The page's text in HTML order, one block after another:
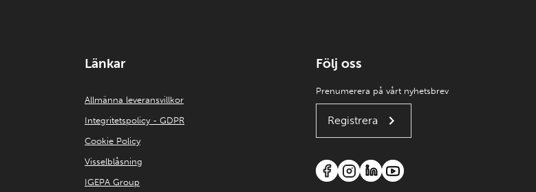
Länkar
Allmänna leveransvillkor
Integritetspolicy - GDPR
Cookie Policy
Visselblåsning
IGEPA Group
Följ oss
Prenumerera på vårt nyhetsbrev
Registrera